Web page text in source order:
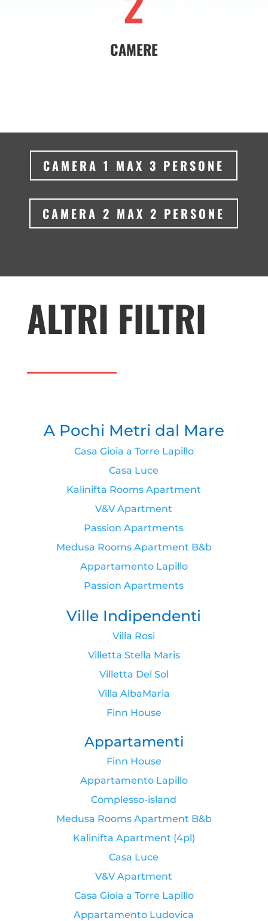
CAMERE
CAMERA 1 MAX 3 PERSONE
CAMERA 2 MAX 2 PERSONE
ALTRI FILTRI
A Pochi Metri dal Mare
Casa Gioia a Torre Lapillo
Casa Luce
Kalinifta Rooms Apartment
V&V Apartment
Passion Apartments
Medusa Rooms Apartment B&b
Appartamento Lapillo
Passion Apartments
Ville Indipendenti
Villa Rosi
Villetta Stella Maris
Villetta Del Sol
Villa AlbaMaria
Finn House
Appartamenti
Finn House
Appartamento Lapillo
Complesso-island
Medusa Rooms Apartment B&b
Kalinifta Apartment (4pl)
Casa Luce
V&V Apartment
Casa Gioia a Torre Lapillo
Appartamento Ludovica